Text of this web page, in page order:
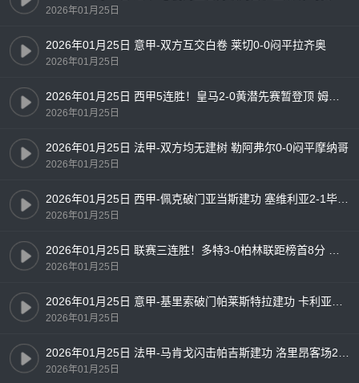
2026年01月25日
2026年01月25日 意甲-双方互交白卷 莱切0-0闷平拉齐奥
2026年01月25日
2026年01月25日
2026年01月25日 法甲-双方均无建树 勒阿弗尔0-0闷平摩纳哥
2026年01月25日
2026年01月25日
2026年01月25日
2026年01月25日
2026年01月25日